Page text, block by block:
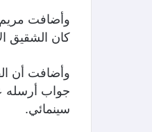
وأضافت مريم
كان الشقيق الأكبر لـ4 أشقاء وكان مسؤولا
سينمائي.